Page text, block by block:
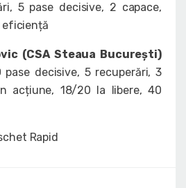
5 pase decisive, 2 capace,
eficiență
(CSA Steaua București)
decisive, 5 recuperări, 3
acțiune, 18/20 la libere, 40
Rapid